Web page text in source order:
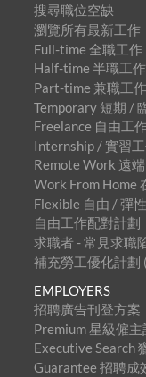
搜尋職位空缺
瀏覽所有最新工作
Full-time 全職工作
Half-time 半職工作
Part-time 兼職工作
Temporary 短期 /
Freelance 自由工
Internship / 實習
Remote Work 遠
Work From Home
Flexible 自由 / 彈
自由工作配對計劃
求職者 - 常見求職
補充勞工優化計劃
EMPLOYERS
招聘廣告刊登方案
Premium 星級僱
Executive Search
Guarantee 招聘成